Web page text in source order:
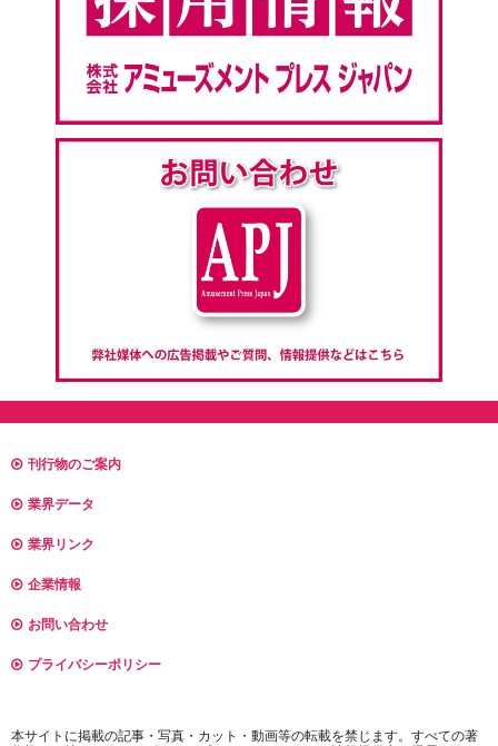
刊行物のご案内
業界データ
業界リンク
企業情報
お問い合わせ
プライバシーポリシー
本サイトに掲載の記事・写真・カット・動画等の転載を禁じます。すべての著